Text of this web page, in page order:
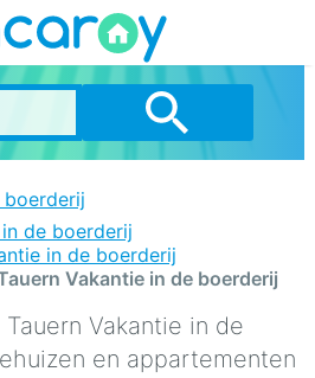
boerderij
de boerderij
in de boerderij
Vakantie in de boerderij
Vakantie in de
en appartementen